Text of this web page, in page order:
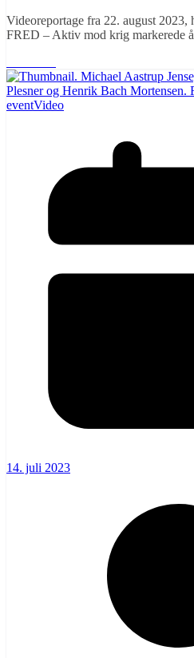
Videoreportage fra 22. august
FRED – Aktiv mod krig markerede
eventVideo
14. juli 2023